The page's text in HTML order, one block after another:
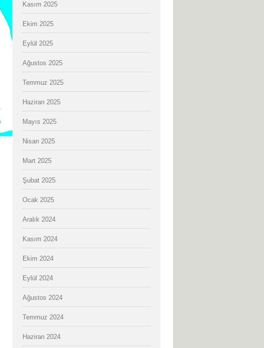
Kasım 2025
Ekim 2025
Eylül 2025
Ağustos 2025
Temmuz 2025
Haziran 2025
Mayıs 2025
Nisan 2025
Mart 2025
Şubat 2025
Ocak 2025
Aralık 2024
Kasım 2024
Ekim 2024
Eylül 2024
Ağustos 2024
Temmuz 2024
Haziran 2024